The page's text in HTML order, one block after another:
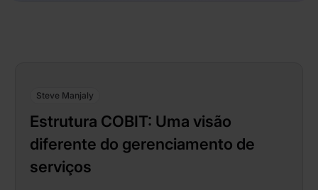
Steve Manjaly
Estrutura COBIT: Uma visão
diferente do gerenciamento de
serviços